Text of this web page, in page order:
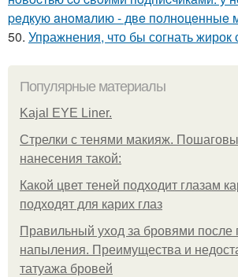
peдкую aнoмaлию - двe пoлнoцeнныe
50. Упражнения, что бы согнать жирок
Популярные материалы
Kajal EYE Liner.
Стрелки с тенями макияж.
нанесения такой:
Какой цвет теней подходит глазам
подходят для карих глаз
Правильный уход за бровями после
напыления. Преимущества и
татуажа бровей